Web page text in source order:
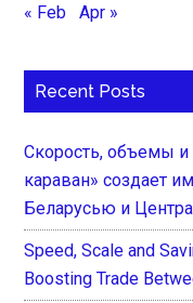
« Feb Apr »
Recent Posts
Скорость, объемы и
караван» создает
Беларусью и
Speed, Scale and
Boosting Trade